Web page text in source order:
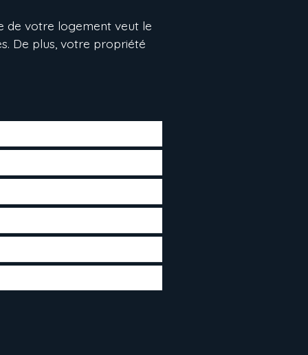
de votre logement veut le
De plus, votre propriété